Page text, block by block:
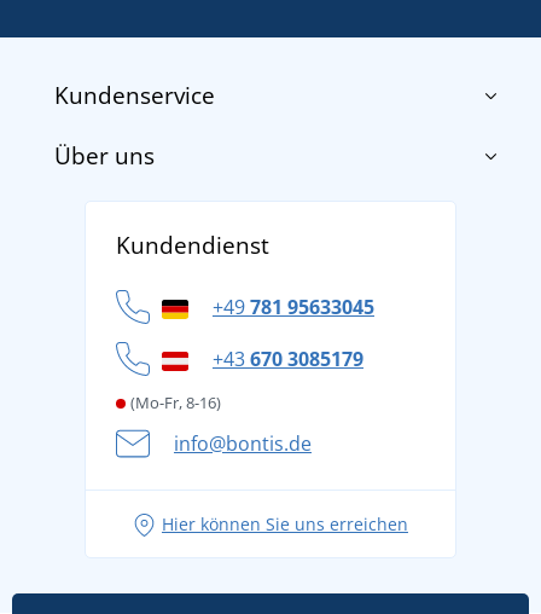
Kundenservice
Impressum
Datenschutz
Cookie-Richtlinie
Über uns
Für Unternehmen und Organisationen
Kundendienst
+49781 95633045
+43670 3085179
(Mo-Fr, 8-16)
info@bontis.de
Hier können Sie uns erreichen